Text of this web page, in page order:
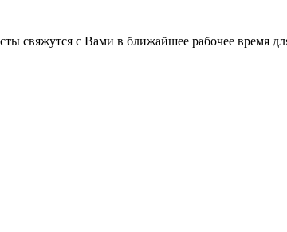
свяжутся с Вами в ближайшее рабочее время